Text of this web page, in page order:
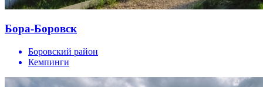
Бора-Боровск
Боровский район
Кемпинги